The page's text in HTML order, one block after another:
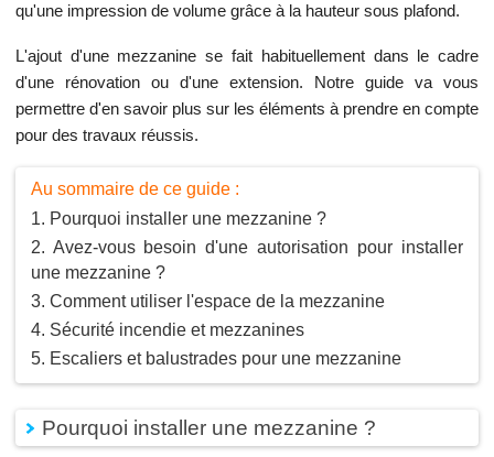
qu'une impression de volume grâce à la hauteur sous plafond.
L'ajout d'une mezzanine se fait habituellement dans le cadre
d'une rénovation ou d'une extension. Notre guide va vous
permettre d'en savoir plus sur les éléments à prendre en compte
pour des travaux réussis.
Au sommaire de ce guide :
Pourquoi installer une mezzanine ?
Avez-vous besoin d'une autorisation pour installer
une mezzanine ?
Comment utiliser l'espace de la mezzanine
Sécurité incendie et mezzanines
Escaliers et balustrades pour une mezzanine
Pourquoi installer une mezzanine ?